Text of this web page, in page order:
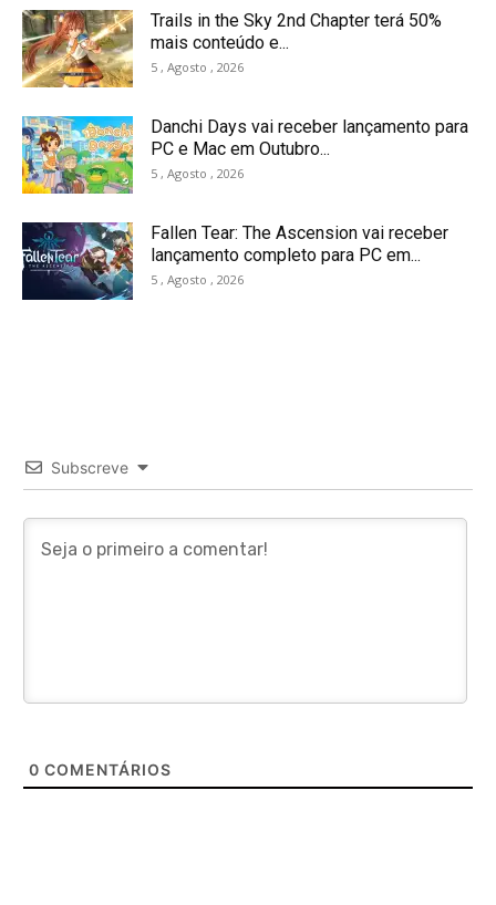
Trails in the Sky 2nd Chapter terá 50%
mais conteúdo e...
5 , Agosto , 2026
Danchi Days vai receber lançamento para
PC e Mac em Outubro...
5 , Agosto , 2026
Fallen Tear: The Ascension vai receber
lançamento completo para PC em...
5 , Agosto , 2026
Subscreve
0 COMENTÁRIOS